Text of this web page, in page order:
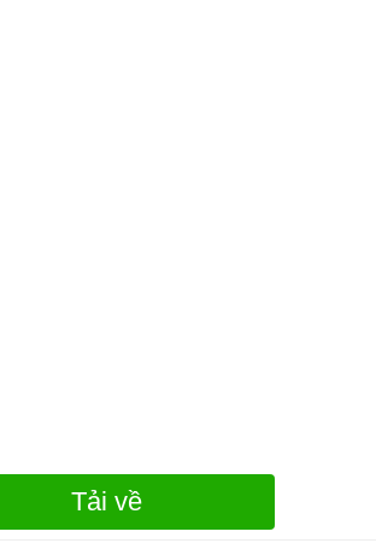
Tải về